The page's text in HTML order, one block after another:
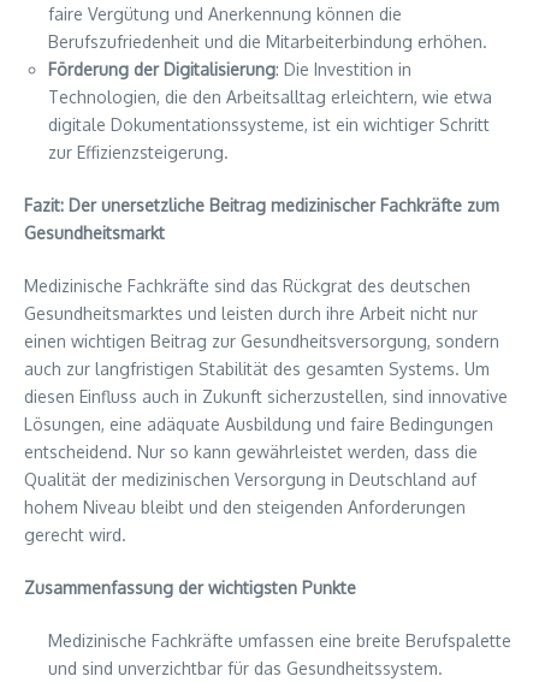
faire Vergütung und Anerkennung können die
Berufszufriedenheit und die Mitarbeiterbindung erhöhen.
Förderung der Digitalisierung: Die Investition in
Technologien, die den Arbeitsalltag erleichtern, wie etwa
digitale Dokumentationssysteme, ist ein wichtiger Schritt
zur Effizienzsteigerung.
Fazit: Der unersetzliche Beitrag medizinischer Fachkräfte zum
Gesundheitsmarkt
Medizinische Fachkräfte sind das Rückgrat des deutschen
Gesundheitsmarktes und leisten durch ihre Arbeit nicht nur
einen wichtigen Beitrag zur Gesundheitsversorgung, sondern
auch zur langfristigen Stabilität des gesamten Systems. Um
diesen Einfluss auch in Zukunft sicherzustellen, sind innovative
Lösungen, eine adäquate Ausbildung und faire Bedingungen
entscheidend. Nur so kann gewährleistet werden, dass die
Qualität der medizinischen Versorgung in Deutschland auf
hohem Niveau bleibt und den steigenden Anforderungen
gerecht wird.
Zusammenfassung der wichtigsten Punkte
Medizinische Fachkräfte umfassen eine breite Berufspalette
und sind unverzichtbar für das Gesundheitssystem.